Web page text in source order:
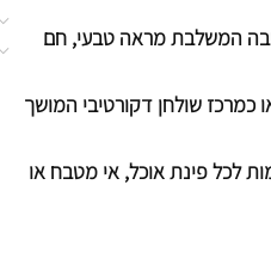
המשלבת מראה טבעי, חם
שולחן דקורטיבי המושך
לכל פינת אוכל, אי מטבח או